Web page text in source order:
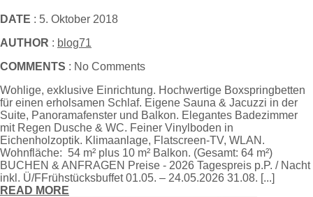
DATE : 5. Oktober 2018
AUTHOR : blog71
COMMENTS : No Comments
Wohlige, exklusive Einrichtung. Hochwertige Boxspringbetten
für einen erholsamen Schlaf. Eigene Sauna & Jacuzzi in der
Suite, Panoramafenster und Balkon. Elegantes Badezimmer
mit Regen Dusche & WC. Feiner Vinylboden in
Eichenholzoptik. Klimaanlage, Flatscreen-TV, WLAN.
Wohnfläche: 54 m² plus 10 m² Balkon. (Gesamt: 64 m²)
BUCHEN & ANFRAGEN Preise - 2026 Tagespreis p.P. / Nacht
inkl. Ü/FFrühstücksbuffet 01.05. – 24.05.2026 31.08. [...]
READ MORE